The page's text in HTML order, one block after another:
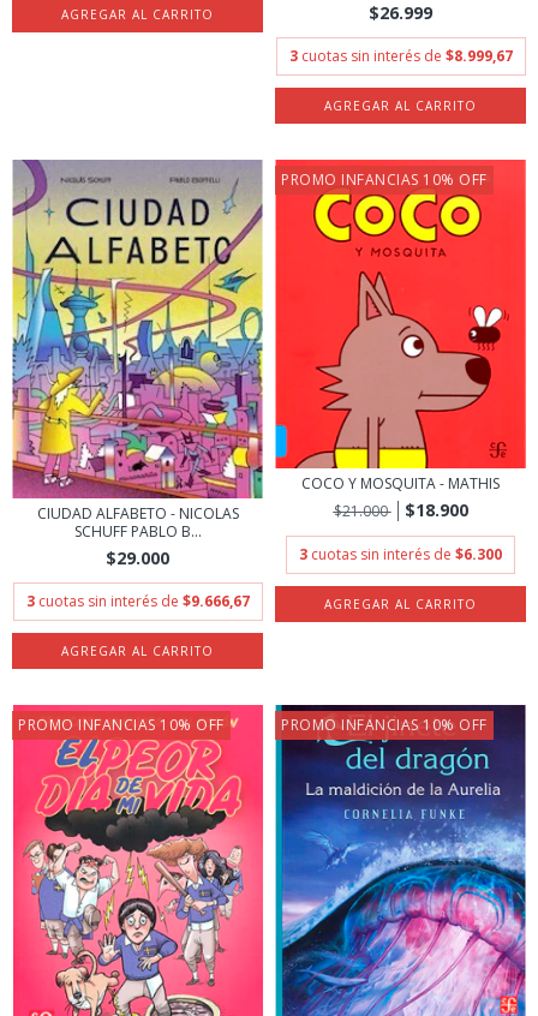
$26.999
3 cuotas sin interés de $8.999,67
CIUDAD ALFABETO - NICOLAS
SCHUFF PABLO B...
$29.000
3 cuotas sin interés de $9.666,67
PROMO INFANCIAS 10% OFF
COCO Y MOSQUITA - MATHIS
$21.000
$18.900
3 cuotas sin interés de $6.300
PROMO INFANCIAS 10% OFF PROMO INFANCIAS 10% OFF